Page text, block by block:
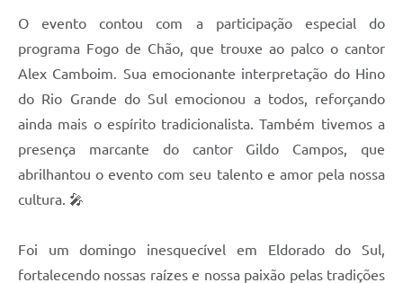
O evento contou com a participação especial do
programa Fogo de Chão, que trouxe ao palco o cantor
Alex Camboim. Sua emocionante interpretação do Hino
do Rio Grande do Sul emocionou a todos, reforçando
ainda mais o espírito tradicionalista. Também tivemos a
presença marcante do cantor Gildo Campos, que
abrilhantou o evento com seu talento e amor pela nossa
cultura. 🎤
Foi um domingo inesquecível em Eldorado do Sul,
fortalecendo nossas raízes e nossa paixão pelas tradições